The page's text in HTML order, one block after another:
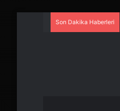
Son Dakika Haberleri